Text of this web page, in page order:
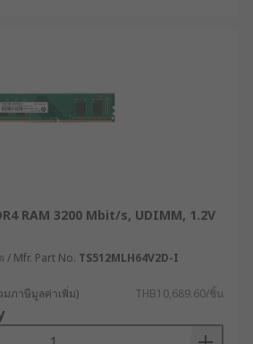
RAM 3200 Mbit/s, UDIMM, 1.2V
/ Mfr. Part No. TS512MLH64V2D-I
มภาษีมูลค่าเพิ่ม) THB10,689.60/ชิ้น